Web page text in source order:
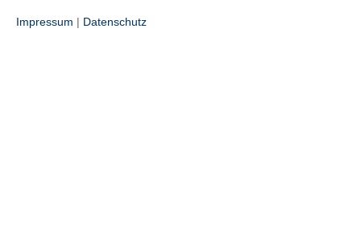
Impressum | Datenschutz